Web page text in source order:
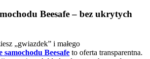
Beesafe – bez ukrytych
„gwiazdek” i małego
samochodu Beesafe to oferta transparentna.